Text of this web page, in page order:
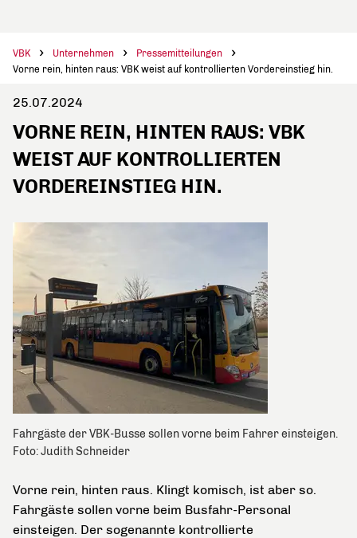
VBK Unternehmen
Pressemitteilungen
Vorne rein, hinten raus: VBK weist auf kontrollierten Vordereinstieg hin.
25.07.2024
VORNE REIN, HINTEN RAUS: VBK
WEIST AUF KONTROLLIERTEN
VORDEREINSTIEG HIN.
Fahrgäste der VBK-Busse sollen vorne beim Fahrer einsteigen.
Foto: Judith Schneider
Vorne rein, hinten raus. Klingt komisch, ist aber so.
Fahrgäste sollen vorne beim Busfahr-Personal
einsteigen. Der sogenannte kontrollierte